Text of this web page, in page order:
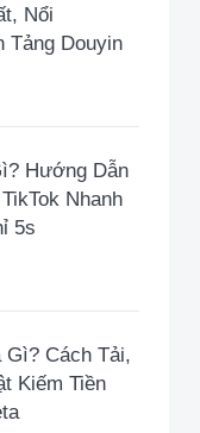
Nổi
Tảng Douyin
Hướng Dẫn
Nhanh
5s
Gì? Cách Tải,
Kiếm Tiền